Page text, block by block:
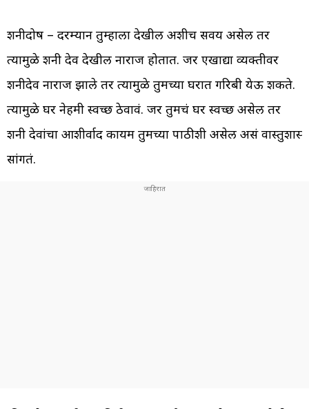
शनीदोष – दरम्यान तुम्हाला देखील अशीच सवय असेल तर
त्यामुळे शनी देव देखील नाराज होतात. जर एखाद्या व्यक्तीवर
शनीदेव नाराज झाले तर त्यामुळे तुमच्या घरात गरिबी येऊ शकते.
त्यामुळे घर नेहमी स्वच्छ ठेवावं. जर तुमचं घर स्वच्छ असेल तर
शनी देवांचा आशीर्वाद कायम तुमच्या पाठीशी असेल असं वास्तुशास्त्र
सांगतं.